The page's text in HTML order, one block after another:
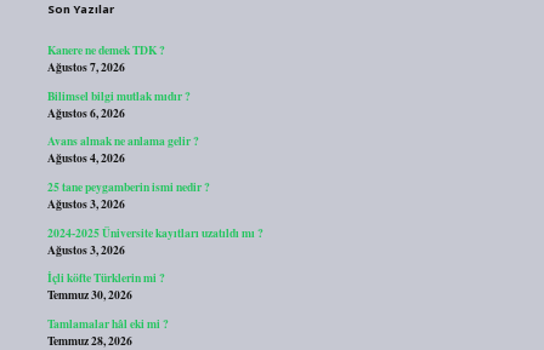
Son Yazılar
Kanere ne demek TDK ?
Ağustos 7, 2026
Bilimsel bilgi mutlak mıdır ?
Ağustos 6, 2026
Avans almak ne anlama gelir ?
Ağustos 4, 2026
25 tane peygamberin ismi nedir ?
Ağustos 3, 2026
2024-2025 Üniversite kayıtları uzatıldı mı ?
Ağustos 3, 2026
İçli köfte Türklerin mi ?
Temmuz 30, 2026
Tamlamalar hâl eki mi ?
Temmuz 28, 2026